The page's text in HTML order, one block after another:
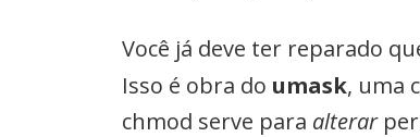
Você já deve ter reparado
Isso é obra do umask, uma
chmod serve para alterar